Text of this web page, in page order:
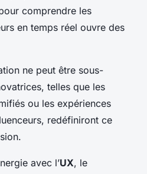
comprendre les
en temps réel ouvre des
ne peut être sous-
telles que les
ou les expériences
redéfiniront ce
avec l’UX, le